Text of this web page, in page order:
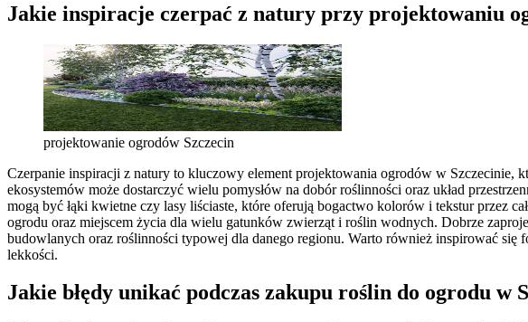
Jakie inspiracje czerpać z natury przy projektowaniu
projektowanie ogrodów Szczecin
Czerpanie inspiracji z natury to kluczowy element projektowania ogrodów w Szczecinie,
ekosystemów może dostarczyć wielu pomysłów na dobór roślinności oraz układ
mogą być łąki kwietne czy lasy liściaste, które oferują bogactwo kolorów i tekstur przez
ogrodu oraz miejscem życia dla wielu gatunków zwierząt i roślin wodnych. Dobrze
budowlanych oraz roślinności typowej dla danego regionu. Warto również inspirować się
lekkości.
Jakie błędy unikać podczas zakupu roślin do ogrodu w